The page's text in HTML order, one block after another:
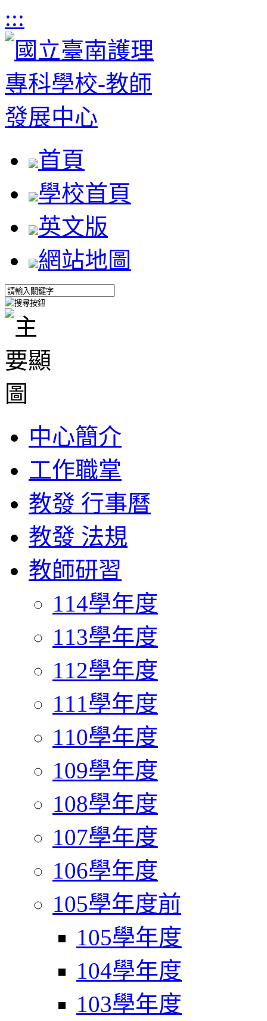
:::
首頁
學校首頁
英文版
網站地圖
中心簡介
工作職掌
教發 行事曆
教發 法規
教師研習
114學年度
113學年度
112學年度
111學年度
110學年度
109學年度
108學年度
107學年度
106學年度
105學年度前
105學年度
104學年度
103學年度